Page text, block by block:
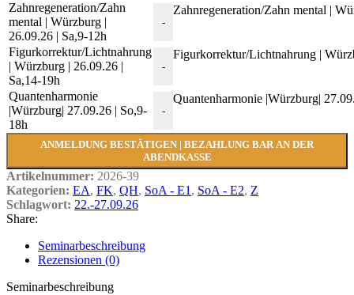
Zahnregeneration/Zahn
mental | Würzburg |
26.09.26 | Sa,9-12h
-
Zahnregeneration/Zahn mental |
Figurkorrektur/Lichtnahrung
| Würzburg | 26.09.26 |
Sa,14-19h
-
Figurkorrektur/Lichtnahrung |
Quantenharmonie
|Würzburg| 27.09.26 | So,9-
18h
-
Quantenharmonie |Würzburg|
ANMELDUNG BESTÄTIGEN | BEZAHLUNG BAR AN DER
ABENDKASSE
Artikelnummer: 2026-39
Kategorien: EA, FK, QH, SoA - E1 , SoA - E2, Z
Schlagwort: 22.-27.09.26
Share:
Seminarbeschreibung
Rezensionen (0)
Seminarbeschreibung